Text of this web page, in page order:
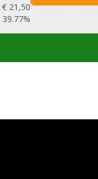
€ 21,50
39.77%